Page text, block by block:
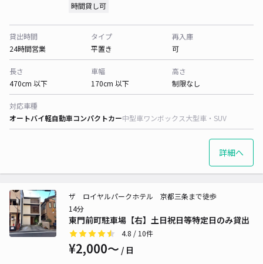
時間貸し可
貸出時間
24時間営業
タイプ
平置き
再入庫
可
長さ
470cm 以下
車幅
170cm 以下
高さ
制限なし
対応車種
オートバイ軽自動車コンパクトカー中型車ワンボックス大型車・SUV
詳細へ
東門前町駐車場【右】土日祝日等特定日のみ貸出
ザ ロイヤルパークホテル 京都三条まで徒歩
14分
4.8 / 10件
¥2,000〜 / 日